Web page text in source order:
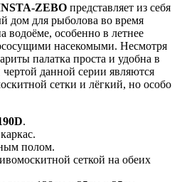
ZEBO представляет из себя
дом для рыболова во время
водоёме, особенно в летнее
насекомыми. Несмотря
палатка проста и удобна в
данной серии являются
сетки и лёгкий, но особо
.
полом.
сеткой на обеих